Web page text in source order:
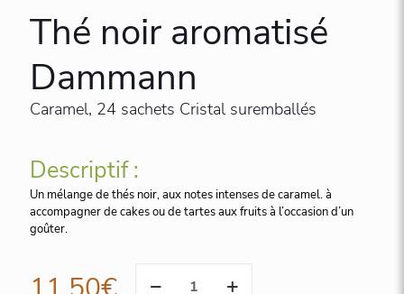
Thé noir aromatisé
Dammann
Caramel, 24 sachets Cristal suremballés
Descriptif :
Un mélange de thés noir, aux notes intenses de caramel. à
accompagner de cakes ou de tartes aux fruits à l’occasion d’un
goûter.